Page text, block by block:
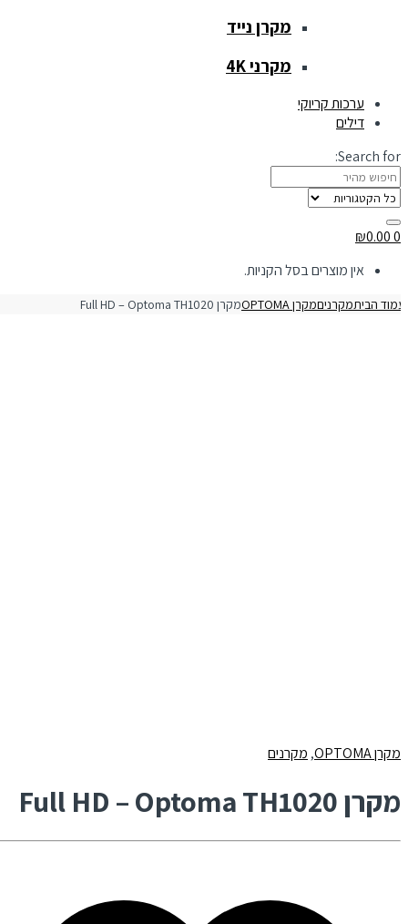
מקרן נייד
מקרני 4K
ערכות קריוקי
דילים
Search for:
₪0.00
אין מוצרים בסל הקניות.
הביתמקרניםמקרן OPTOMA מקרן Full HD – Optoma TH1020
מקרן OPTOMA ,מקרנים
מקרן Full HD – Optoma TH1020